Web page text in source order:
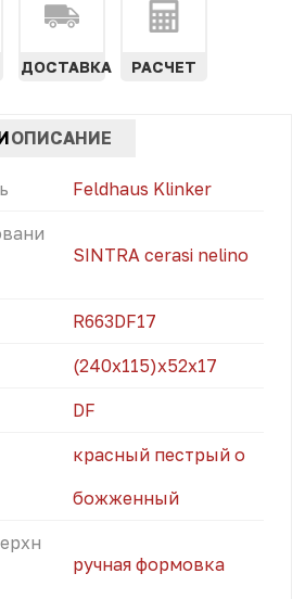
ДОСТАВКА РАСЧЕТ
ОПИСАНИЕ
Feldhaus Klinker
SINTRA cerasi nelino
R663DF17
(240x115)х52х17
DF
красный пестрый о
божженный
ручная формовка